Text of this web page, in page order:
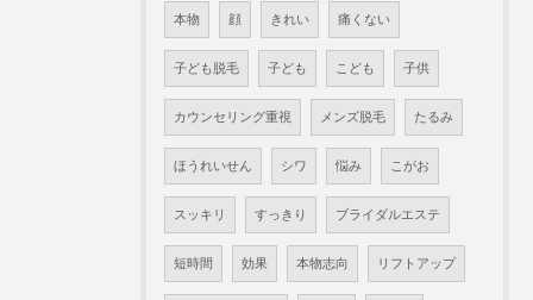
本物 顔 きれい 痛くない
子ども脱毛 子ども こども 子供
カウンセリング重視 メンズ脱毛 たるみ
ほうれいせん シワ 悩み こがお
スッキリ すっきり ブライダルエステ
短時間 効果 本物志向 リフトアップ